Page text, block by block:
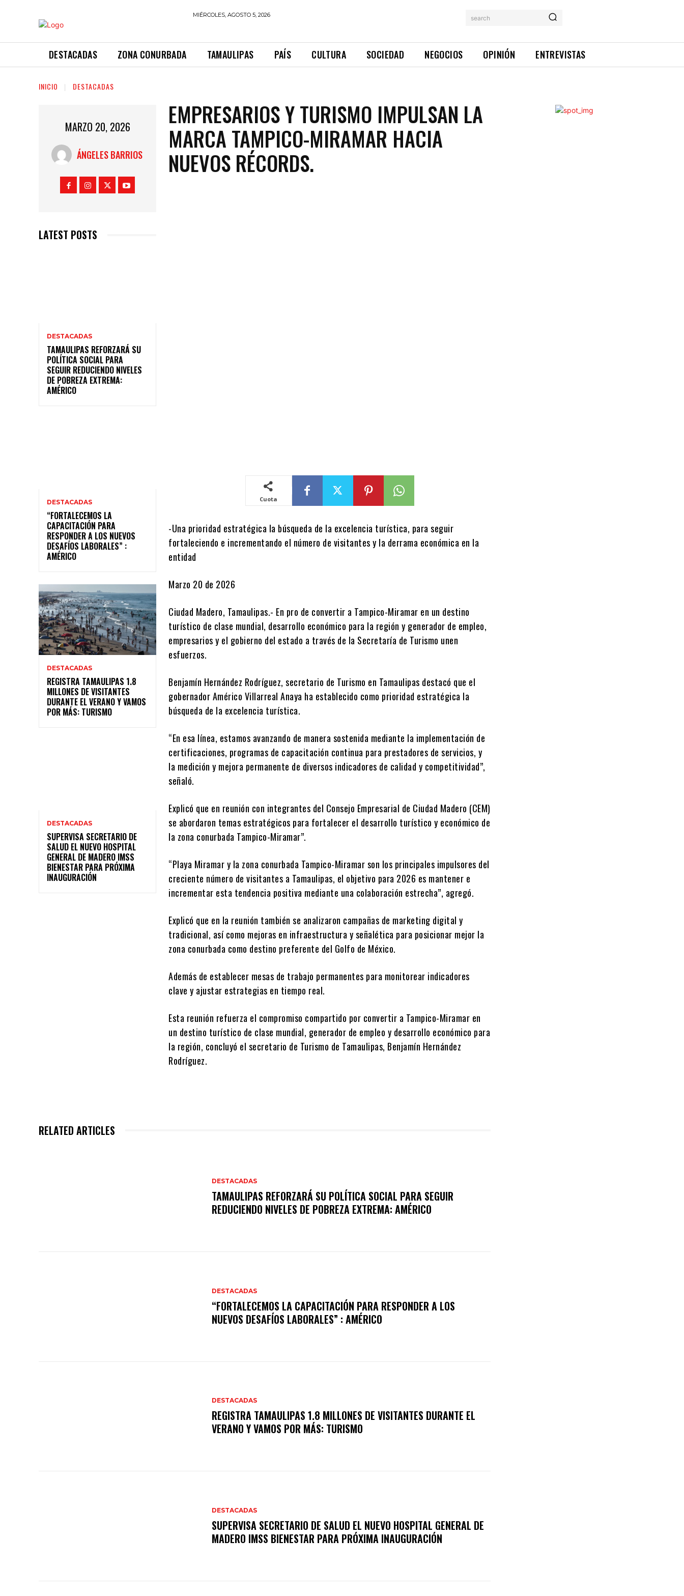
MIÉRCOLES, AGOSTO 5, 2026 search
DESTACADAS ZONA CONURBADA TAMAULIPAS PAÍS CULTURA SOCIEDAD NEGOCIOS OPINIÓN ENTREVISTAS
INICIO DESTACADAS
MARZO 20, 2026
ÁNGELES BARRIOS
LATEST POSTS
DESTACADAS
TAMAULIPAS REFORZARÁ SU
POLÍTICA SOCIAL PARA
SEGUIR REDUCIENDO NIVELES
DE POBREZA EXTREMA:
AMÉRICO
DESTACADAS
“FORTALECEMOS LA
CAPACITACIÓN PARA
RESPONDER A LOS NUEVOS
DESAFÍOS LABORALES” :
AMÉRICO
DESTACADAS
REGISTRA TAMAULIPAS 1.8
MILLONES DE VISITANTES
DURANTE EL VERANO Y VAMOS
POR MÁS: TURISMO
DESTACADAS
SUPERVISA SECRETARIO DE
SALUD EL NUEVO HOSPITAL
GENERAL DE MADERO IMSS
BIENESTAR PARA PRÓXIMA
INAUGURACIÓN
EMPRESARIOS Y TURISMO IMPULSAN LA
MARCA TAMPICO-MIRAMAR HACIA
NUEVOS RÉCORDS.
Cuota
-Una prioridad estratégica la búsqueda de la excelencia turística, para seguir
fortaleciendo e incrementando el número de visitantes y la derrama económica en la
entidad
Marzo 20 de 2026
Ciudad Madero, Tamaulipas.- En pro de convertir a Tampico-Miramar en un destino
turístico de clase mundial, desarrollo económico para la región y generador de empleo,
empresarios y el gobierno del estado a través de la Secretaría de Turismo unen
esfuerzos.
Benjamín Hernández Rodríguez, secretario de Turismo en Tamaulipas destacó que el
gobernador Américo Villarreal Anaya ha establecido como prioridad estratégica la
búsqueda de la excelencia turística.
“En esa línea, estamos avanzando de manera sostenida mediante la implementación de
certificaciones, programas de capacitación continua para prestadores de servicios, y
la medición y mejora permanente de diversos indicadores de calidad y competitividad”,
señaló.
Explicó que en reunión con integrantes del Consejo Empresarial de Ciudad Madero (CEM)
se abordaron temas estratégicos para fortalecer el desarrollo turístico y económico de
la zona conurbada Tampico-Miramar”.
“Playa Miramar y la zona conurbada Tampico-Miramar son los principales impulsores del
creciente número de visitantes a Tamaulipas, el objetivo para 2026 es mantener e
incrementar esta tendencia positiva mediante una colaboración estrecha”, agregó.
Explicó que en la reunión también se analizaron campañas de marketing digital y
tradicional, así como mejoras en infraestructura y señalética para posicionar mejor la
zona conurbada como destino preferente del Golfo de México.
Además de establecer mesas de trabajo permanentes para monitorear indicadores
clave y ajustar estrategias en tiempo real.
Esta reunión refuerza el compromiso compartido por convertir a Tampico-Miramar en
un destino turístico de clase mundial, generador de empleo y desarrollo económico para
la región, concluyó el secretario de Turismo de Tamaulipas, Benjamín Hernández
Rodríguez.
RELATED ARTICLES
DESTACADAS
TAMAULIPAS REFORZARÁ SU POLÍTICA SOCIAL PARA SEGUIR
REDUCIENDO NIVELES DE POBREZA EXTREMA: AMÉRICO
DESTACADAS
“FORTALECEMOS LA CAPACITACIÓN PARA RESPONDER A LOS
NUEVOS DESAFÍOS LABORALES” : AMÉRICO
DESTACADAS
REGISTRA TAMAULIPAS 1.8 MILLONES DE VISITANTES DURANTE EL
VERANO Y VAMOS POR MÁS: TURISMO
DESTACADAS
SUPERVISA SECRETARIO DE SALUD EL NUEVO HOSPITAL GENERAL DE
MADERO IMSS BIENESTAR PARA PRÓXIMA INAUGURACIÓN